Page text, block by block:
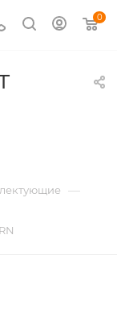
0
—